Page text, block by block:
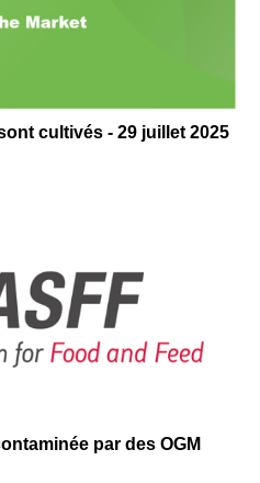
cultivés - 29 juillet 2025
par des OGM